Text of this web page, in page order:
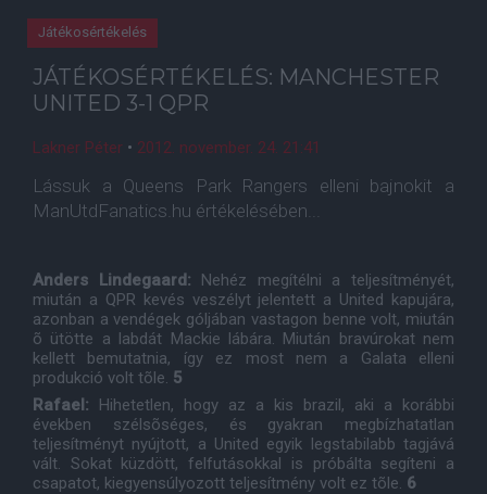
Játékosértékelés
JÁTÉKOSÉRTÉKELÉS: MANCHESTER
UNITED 3-1 QPR
Lakner Péter • 2012. november. 24. 21:41
Lássuk a Queens Park Rangers elleni bajnokit a
ManUtdFanatics.hu értékelésében...
Anders Lindegaard: Nehéz megítélni a teljesítményét,
miután a QPR kevés veszélyt jelentett a United kapujára,
azonban a vendégek góljában vastagon benne volt, miután
õ ütötte a labdát Mackie lábára. Miután bravúrokat nem
kellett bemutatnia, így ez most nem a Galata elleni
produkció volt tõle. 5
Rafael: Hihetetlen, hogy az a kis brazil, aki a korábbi
években szélsõséges, és gyakran megbízhatatlan
teljesítményt nyújtott, a United egyik legstabilabb tagjává
vált. Sokat küzdött, felfutásokkal is próbálta segíteni a
csapatot, kiegyensúlyozott teljesítmény volt ez tõle. 6